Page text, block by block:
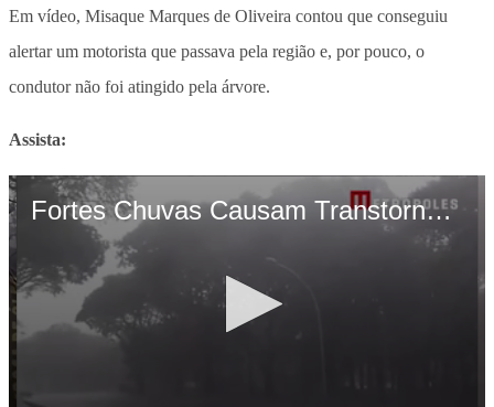
Em vídeo, Misaque Marques de Oliveira contou que conseguiu
alertar um motorista que passava pela região e, por pouco, o
condutor não foi atingido pela árvore.
Assista: